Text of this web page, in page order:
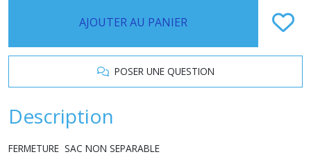
AJOUTER AU PANIER
POSER UNE QUESTION
Description
FERMETURE SAC NON SEPARABLE